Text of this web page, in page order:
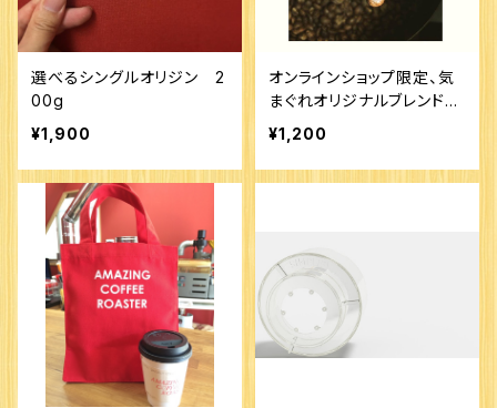
選べるシングルオリジン 2
00g
¥1,900
オンラインショップ限定、気
まぐれオリジナルブレンド
２００g
¥1,200